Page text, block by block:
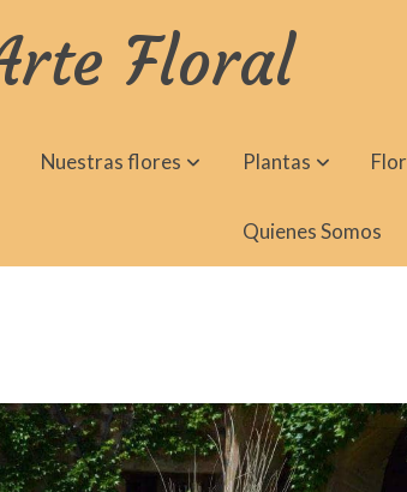
Floral
Nuestras flores Plantas
Quienes Somos